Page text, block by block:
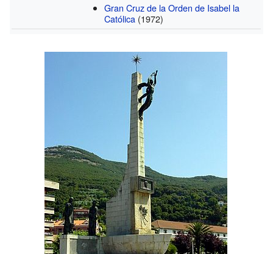
Gran Cruz de la Orden de Isabel la
Católica (1972)